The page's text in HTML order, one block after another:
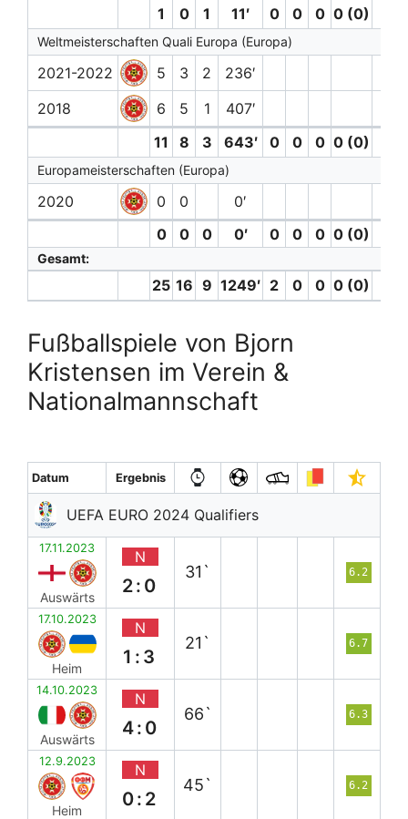
1 0 1 11′ 0 0 0 0 (0)
Weltmeisterschaften Quali Europa (Europa)
2021-2022 5 3 2
236′
2018
6 5 1
407′
11
8 3 643′ 0 0 0 0 (0)
Europameisterschaften (Europa)
2020 0 0
0′
0
0 0 0′ 0 0 0 0 (0)
Gesamt:
25 16 9 1249′ 2 0 0 0 (0)
Fußballspiele von Bjorn
Kristensen im Verein &
Nationalmannschaft
Datum Ergebnis
UEFA EURO 2024 Qualifiers
17.11.2023
Auswärts
N
2:0
31` 6.2
17.10.2023
Heim
N
1:3
21` 6.7
14.10.2023
Auswärts
N
4:0
66` 6.3
12.9.2023
Heim
N
0:2
45` 6.2